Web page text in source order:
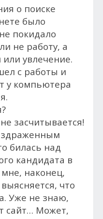
о поиске
было
покидало
не работу, а
или увлечение.
с работы и
у компьютера
засчитывается!
билась над
кандидата в
мне, наконец,
что
Уже не знаю,
сайт… Может,